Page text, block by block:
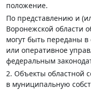
положение.
По представлению и
Воронежской области
могут быть переданы в
или оперативное
федеральным
2. Объекты областной
в муниципальную